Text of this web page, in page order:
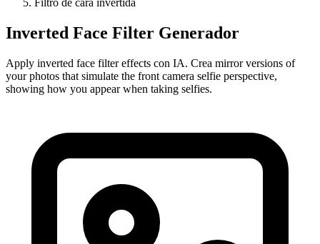
Filtro de cara invertida
Inverted Face Filter Generador
Apply inverted face filter effects con IA. Crea mirror versions of
your photos that simulate the front camera selfie perspective,
showing how you appear when taking selfies.